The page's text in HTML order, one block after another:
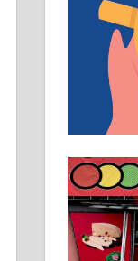
Ало
Горког
8 до 15